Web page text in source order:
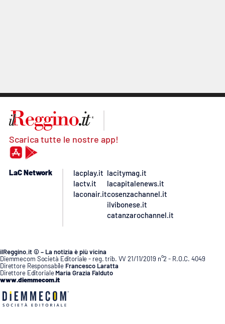
Scarica tutte le nostre app!
LaC Network
lacplay.it
lactv.it
laconair.it
lacitymag.it
lacapitalenews.it
cosenzachannel.it
ilvibonese.it
catanzarochannel.it
ilReggino.it © – La notizia è più vicina
Diemmecom Società Editoriale - reg. trib. VV 21/11/2019 n°2 - R.O.C. 4049
Direttore Responsabile Francesco Laratta
Direttore Editoriale Maria Grazia Falduto
www.diemmecom.it